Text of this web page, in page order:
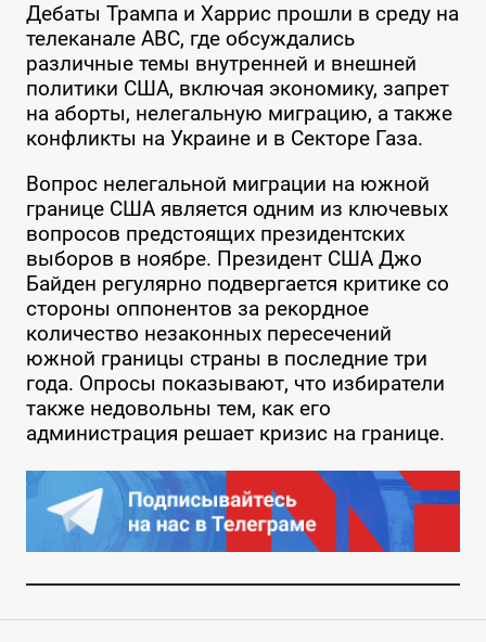
Дебаты Трампа и Харрис прошли в среду на
телеканале ABC, где обсуждались
различные темы внутренней и внешней
политики США, включая экономику, запрет
на аборты, нелегальную миграцию, а также
конфликты на Украине и в Секторе Газа.
Вопрос нелегальной миграции на южной
границе США является одним из ключевых
вопросов предстоящих президентских
выборов в ноябре. Президент США Джо
Байден регулярно подвергается критике со
стороны оппонентов за рекордное
количество незаконных пересечений
южной границы страны в последние три
года. Опросы показывают, что избиратели
также недовольны тем, как его
администрация решает кризис на границе.